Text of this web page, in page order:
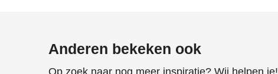
Anderen bekeken ook
Op zoek naar nog meer inspiratie? Wij helpen je!